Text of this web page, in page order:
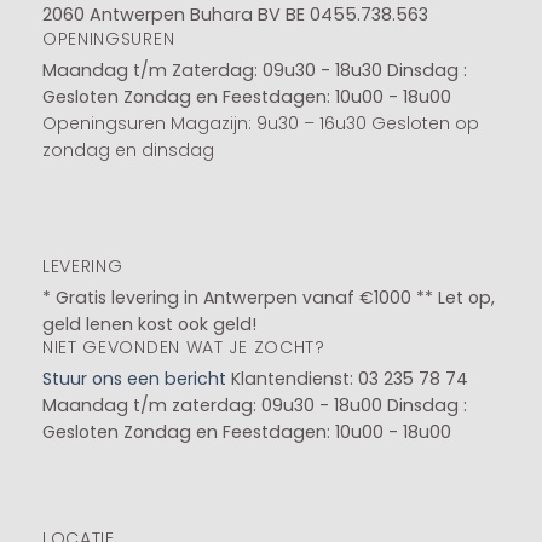
2060 Antwerpen Buhara BV BE 0455.738.563
OPENINGSUREN
Maandag t/m Zaterdag: 09u30 - 18u30 Dinsdag :
Gesloten Zondag en Feestdagen: 10u00 - 18u00
Openingsuren Magazijn: 9u30 – 16u30 Gesloten op
zondag en dinsdag
LEVERING
* Gratis levering in Antwerpen vanaf €1000 ** Let op,
geld lenen kost ook geld!
NIET GEVONDEN WAT JE ZOCHT?
Stuur ons een bericht Klantendienst: 03 235 78 74
Maandag t/m zaterdag: 09u30 - 18u00 Dinsdag :
Gesloten Zondag en Feestdagen: 10u00 - 18u00